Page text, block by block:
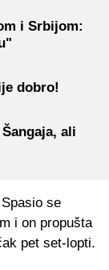
i Srbijom:
dobro!
ali
se
i on propušta
pet set-lopti.